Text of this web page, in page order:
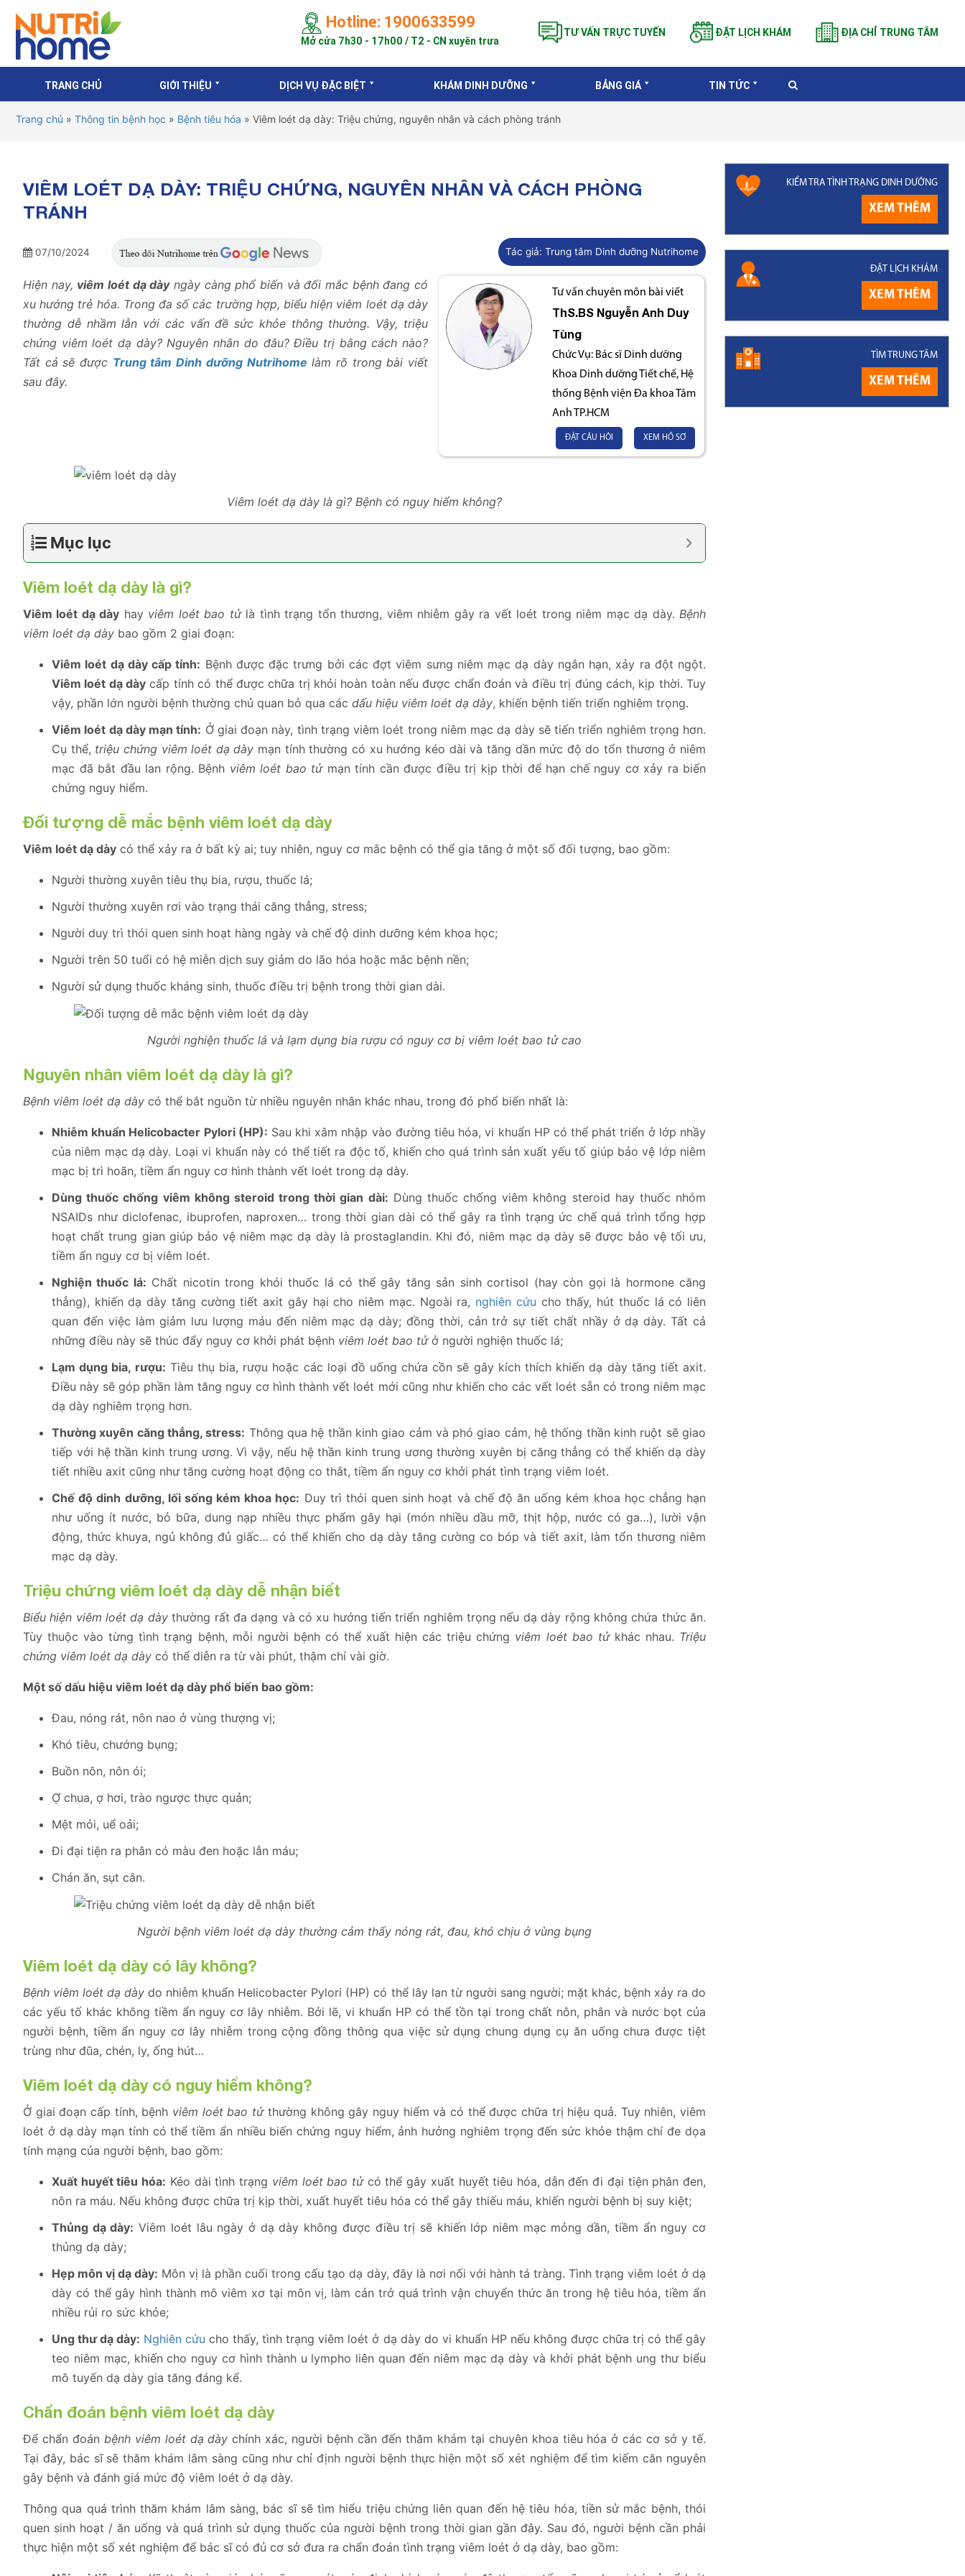
Hotline: 1900633599
Mở cửa 7h30 - 17h00 / T2 - CN xuyên trưa
TƯ VẤN TRỰC TUYẾN ĐẶT LỊCH KHÁM ĐỊA CHỈ TRUNG TÂM
TRANG CHỦ GIỚI THIỆU DỊCH VỤ ĐẶC BIỆT KHÁM DINH DƯỠNG BẢNG GIÁ TIN TỨC
Trang chủ » Thông tin bệnh học » Bệnh tiêu hóa » Viêm loét dạ dày: Triệu chứng, nguyên nhân và cách phòng tránh
VIÊM LOÉT DẠ DÀY: TRIỆU CHỨNG, NGUYÊN NHÂN VÀ CÁCH PHÒNG
TRÁNH
07/10/2024 Tác giả: Trung tâm Dinh dưỡng Nutrihome
Tư vấn chuyên môn bài viết
ThS.BSNguyễn Anh Duy
Tùng
Chức Vụ: Bác sĩ Dinh dưỡng
Khoa Dinh dưỡng Tiết chế, Hệ
thống Bệnh viện Đa khoa Tâm
Anh TP.HCM
ĐẶT CÂU HỎI XEM HỒ SƠ
Hiện nay, viêm loét dạ dàyngày càng phổ biến và đối mắc bệnh đang có
xu hướng trẻ hóa. Trong đa số các trường hợp, biểu hiện viêm loét dạ dày
thường dễ nhầm lẫn với các vấn đề sức khỏe thông thường. Vậy, triệu
chứng viêm loét dạ dày? Nguyên nhân do đâu? Điều trị bằng cách nào?
Tất cả sẽ được Trung tâm Dinh dưỡng Nutrihome làm rõ trong bài viết
sau đây.
Viêm loét dạ dày là gì? Bệnh có nguy hiểm không?
Mục lục
Viêm loét dạ dày là gì?
Viêm loét dạ dày hay viêm loét bao tửlà tình trạng tổn thương, viêm nhiễm gây ra vết loét trong niêm mạc dạ dày.Bệnh
viêm loét dạ dày bao gồm 2 giai đoạn:
Viêm loét dạ dàycấp tính: Bệnh được đặc trưng bởi các đợt viêm sưng niêm mạc dạ dày ngắn hạn, xảy ra đột ngột.
Viêm loét dạ dày cấp tính có thể được chữa trị khỏi hoàn toàn nếu được chẩn đoán và điều trị đúng cách, kịp thời. Tuy
vậy, phần lớn người bệnh thường chủ quan bỏ qua các dấu hiệu viêm loét dạ dày, khiến bệnh tiến triển nghiêm trọng.
Viêm loét dạ dàymạn tính: Ở giai đoạn này, tình trạng viêm loét trong niêm mạc dạ dày sẽ tiến triển nghiêm trọng hơn.
Cụ thể, triệu chứng viêm loét dạ dày mạn tính thường có xu hướng kéo dài và tăng dần mức độ do tổn thương ở niêm
mạc đã bắt đầu lan rộng. Bệnh viêm loét bao tửmạn tính cần được điều trị kịp thời để hạn chế nguy cơ xảy ra biến
chứng nguy hiểm.
Đối tượng dễ mắc bệnh viêm loét dạ dày
Viêm loét dạ dày có thể xảy ra ở bất kỳ ai; tuy nhiên, nguy cơ mắc bệnh có thể gia tăng ở một số đối tượng, bao gồm:
Người thường xuyên tiêu thụ bia, rượu, thuốc lá;
Người thường xuyên rơi vào trạng thái căng thẳng, stress;
Người duy trì thói quen sinh hoạt hàng ngày và chế độ dinh dưỡng kém khoa học;
Người trên 50 tuổi có hệ miễn dịch suy giảm do lão hóa hoặc mắc bệnh nền;
Người sử dụng thuốc kháng sinh, thuốc điều trị bệnh trong thời gian dài.
Người nghiện thuốc lá và lạm dụng bia rượu có nguy cơ bị viêm loét bao tử cao
Nguyên nhân viêm loét dạ dày là gì?
Bệnh viêm loét dạ dày có thể bắt nguồn từ nhiều nguyên nhân khác nhau, trong đó phổ biến nhất là:
Nhiễm khuẩn Helicobacter Pylori (HP): Sau khi xâm nhập vào đường tiêu hóa, vi khuẩn HP có thể phát triển ở lớp nhầy
của niêm mạc dạ dày. Loại vi khuẩn này có thể tiết ra độc tố, khiến cho quá trình sản xuất yếu tố giúp bảo vệ lớp niêm
mạc bị trì hoãn, tiềm ẩn nguy cơ hình thành vết loét trong dạ dày.
Dùng thuốc chống viêm không steroid trong thời gian dài: Dùng thuốc chống viêm không steroid hay thuốc nhóm
NSAIDs như diclofenac, ibuprofen, naproxen… trong thời gian dài có thể gây ra tình trạng ức chế quá trình tổng hợp
hoạt chất trung gian giúp bảo vệ niêm mạc dạ dày là prostaglandin. Khi đó, niêm mạc dạ dày sẽ được bảo vệ tối ưu,
tiềm ẩn nguy cơ bị viêm loét.
Nghiện thuốc lá: Chất nicotin trong khói thuốc lá có thể gây tăng sản sinh cortisol (hay còn gọi là hormone căng
thẳng), khiến dạ dày tăng cường tiết axit gây hại cho niêm mạc. Ngoài ra, nghiên cứu cho thấy, hút thuốc lá có liên
quan đến việc làm giảm lưu lượng máu đến niêm mạc dạ dày; đồng thời, cản trở sự tiết chất nhầy ở dạ dày. Tất cả
những điều này sẽ thúc đẩy nguy cơ khởi phát bệnh viêm loét bao tửở người nghiện thuốc lá;
Lạm dụng bia, rượu: Tiêu thụ bia, rượu hoặc các loại đồ uống chứa cồn sẽ gây kích thích khiến dạ dày tăng tiết axit.
Điều này sẽ góp phần làm tăng nguy cơ hình thành vết loét mới cũng như khiến cho các vết loét sẵn có trong niêm mạc
dạ dày nghiêm trọng hơn.
Thường xuyên căng thẳng, stress: Thông qua hệ thần kinh giao cảm và phó giao cảm, hệ thống thần kinh ruột sẽ giao
tiếp với hệ thần kinh trung ương. Vì vậy, nếu hệ thần kinh trung ương thường xuyên bị căng thẳng có thể khiến dạ dày
tiết nhiều axit cũng như tăng cường hoạt động co thắt, tiềm ẩn nguy cơ khởi phát tình trạng viêm loét.
Chế độ dinh dưỡng, lối sống kém khoa học: Duy trì thói quen sinh hoạt và chế độ ăn uống kém khoa học chẳng hạn
như uống ít nước, bỏ bữa, dung nạp nhiều thực phẩm gây hại (món nhiều dầu mỡ, thịt hộp, nước có ga…), lười vận
động, thức khuya, ngủ không đủ giấc… có thể khiến cho dạ dày tăng cường co bóp và tiết axit, làm tổn thương niêm
mạc dạ dày.
Triệu chứng viêm loét dạ dày dễ nhận biết
Biểu hiện viêm loét dạ dàythường rất đa dạng và có xu hướng tiến triển nghiêm trọng nếu dạ dày rộng không chứa thức ăn.
Tùy thuộc vào từng tình trạng bệnh, mỗi người bệnh có thể xuất hiện các triệu chứng viêm loét bao tửkhác nhau. Triệu
chứng viêm loét dạ dày có thể diễn ra từ vài phút, thậm chí vài giờ.
Một số dấu hiệu viêm loét dạ dày phổ biến bao gồm:
Đau, nóng rát, nôn nao ở vùng thượng vị;
Khó tiêu, chướng bụng;
Buồn nôn, nôn ói;
Ợ chua, ợ hơi, trào ngược thực quản;
Mệt mỏi, uể oải;
Đi đại tiện ra phân có màu đen hoặc lẫn máu;
Chán ăn, sụt cân.
Người bệnh viêm loét dạ dày thường cảm thấy nóng rát, đau, khó chịu ở vùng bụng
Viêm loét dạ dày có lây không?
Bệnh viêm loét dạ dày do nhiễm khuẩn Helicobacter Pylori (HP) có thể lây lan từ người sang người; mặt khác, bệnh xảy ra do
các yếu tố khác không tiềm ẩn nguy cơ lây nhiễm. Bởi lẽ, vi khuẩn HP có thể tồn tại trong chất nôn, phân và nước bọt của
người bệnh, tiềm ẩn nguy cơ lây nhiễm trong cộng đồng thông qua việc sử dụng chung dụng cụ ăn uống chưa được tiệt
trùng như đũa, chén, ly, ống hút…
Viêm loét dạ dày có nguy hiểm không?
Ở giai đoạn cấp tính, bệnh viêm loét bao tửthường không gây nguy hiểm và có thể được chữa trị hiệu quả. Tuy nhiên, viêm
loét ở dạ dày mạn tính có thể tiềm ẩn nhiều biến chứng nguy hiểm, ảnh hưởng nghiêm trọng đến sức khỏe thậm chí đe dọa
tính mạng của người bệnh, bao gồm:
Xuất huyết tiêu hóa: Kéo dài tình trạng viêm loét bao tửcó thể gây xuất huyết tiêu hóa, dẫn đến đi đại tiện phân đen,
nôn ra máu. Nếu không được chữa trị kịp thời, xuất huyết tiêu hóa có thể gây thiếu máu, khiến người bệnh bị suy kiệt;
Thủng dạ dày: Viêm loét lâu ngày ở dạ dày không được điều trị sẽ khiến lớp niêm mạc mỏng dần, tiềm ẩn nguy cơ
thủng dạ dày;
Hẹp môn vị dạ dày: Môn vị là phần cuối trong cấu tạo dạ dày, đây là nơi nối với hành tá tràng. Tình trạng viêm loét ở dạ
dày có thể gây hình thành mô viêm xơ tại môn vị, làm cản trở quá trình vận chuyển thức ăn trong hệ tiêu hóa, tiềm ẩn
nhiều rủi ro sức khỏe;
Ung thư dạ dày: Nghiên cứu cho thấy, tình trạng viêm loét ở dạ dày do vi khuẩn HP nếu không được chữa trị có thể gây
teo niêm mạc, khiến cho nguy cơ hình thành u lympho liên quan đến niêm mạc dạ dày và khởi phát bệnh ung thư biểu
mô tuyến dạ dày gia tăng đáng kể.
Chẩn đoán bệnh viêm loét dạ dày
Để chẩn đoán bệnh viêm loét dạ dày chính xác, người bệnh cần đến thăm khám tại chuyên khoa tiêu hóa ở các cơ sở y tế.
Tại đây, bác sĩ sẽ thăm khám lâm sàng cũng như chỉ định người bệnh thực hiện một số xét nghiệm để tìm kiếm căn nguyên
gây bệnh và đánh giá mức độ viêm loét ở dạ dày.
Thông qua quá trình thăm khám lâm sàng, bác sĩ sẽ tìm hiểu triệu chứng liên quan đến hệ tiêu hóa, tiền sử mắc bệnh, thói
quen sinh hoạt / ăn uống và quá trình sử dụng thuốc của người bệnh trong thời gian gần đây. Sau đó, người bệnh cần phải
thực hiện một số xét nghiệm để bác sĩ có đủ cơ sở đưa ra chẩn đoán tình trạng viêm loét ở dạ dày, bao gồm:
KIỂM TRA TÌNH TRẠNG DINH DƯỠNG
XEM THÊM
ĐẶT LỊCH KHÁM
XEM THÊM
TÌM TRUNG TÂM
XEM THÊM